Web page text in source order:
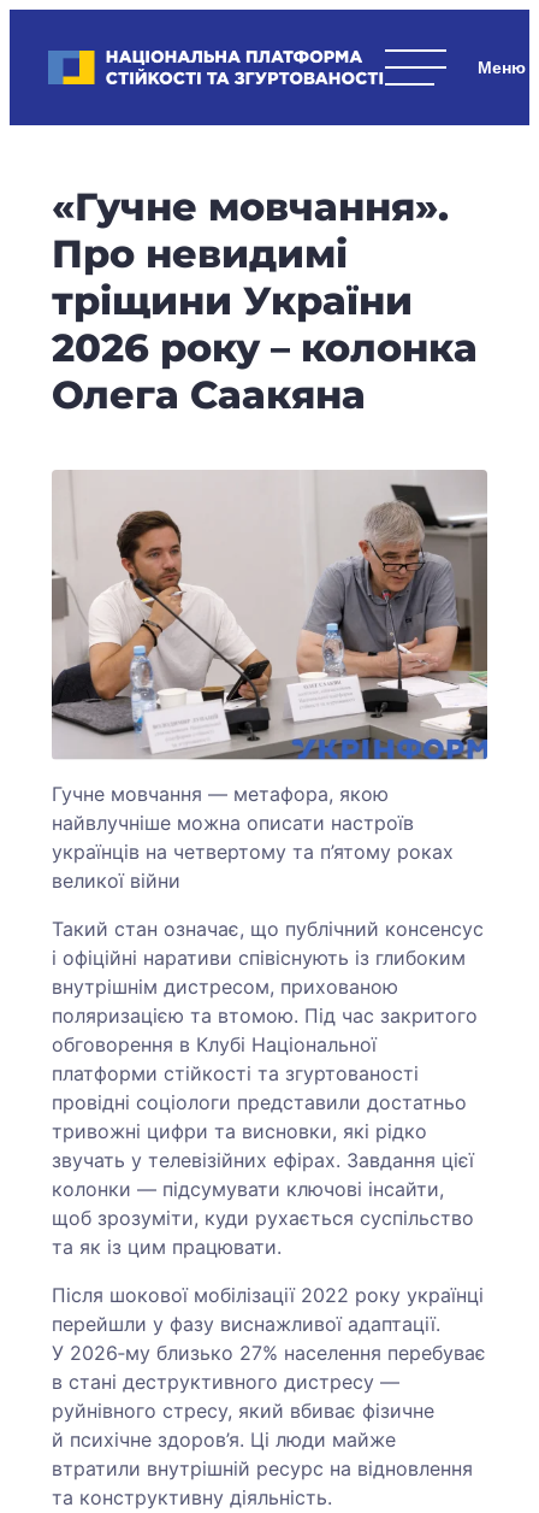
content
Національна платформа стійкості та згуртованості
стратегічні
стійкість
держави
та
суспільства,
згуртованість
та
єдність.
«Гучне мовчання».
Про невидимі
тріщини України
2026 року – колонка
Олега Саакяна
Гучне мовчання — метафора, якою
найвлучніше можна описати настроїв
українців на четвертому та п’ятому роках
великої війни
Такий стан означає, що публічний консенсус
і офіційні наративи співіснують із глибоким
внутрішнім дистресом, прихованою
поляризацією та втомою. Під час закритого
обговорення в Клубі Національної
платформи стійкості та згуртованості
провідні соціологи представили достатньо
тривожні цифри та висновки, які рідко
звучать у телевізійних ефірах. Завдання цієї
колонки — підсумувати ключові інсайти,
щоб зрозуміти, куди рухається суспільство
та як із цим працювати.
Після шокової мобілізації 2022 року українці
перейшли у фазу виснажливої адаптації.
У 2026‑му близько 27% населення перебуває
в стані деструктивного дистресу —
руйнівного стресу, який вбиває фізичне
й психічне здоров’я. Ці люди майже
втратили внутрішній ресурс на відновлення
та конструктивну діяльність.